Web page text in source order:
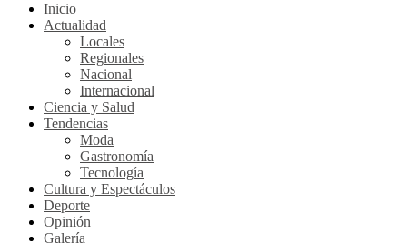
Inicio
Actualidad
Locales
Regionales
Nacional
Internacional
Ciencia y Salud
Tendencias
Moda
Gastronomía
Tecnología
Cultura y Espectáculos
Deporte
Opinión
Galería